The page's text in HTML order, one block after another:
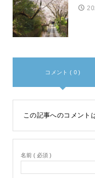
コメント ( 0 )
この記事へのコメント
名前 ( 必須 )